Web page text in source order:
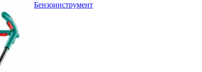
Бензоинструмент